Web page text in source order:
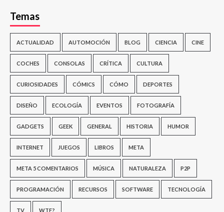
Temas
ACTUALIDAD AUTOMOCIÓN BLOG CIENCIA CINE
COCHES CONSOLAS CRÍTICA CULTURA
CURIOSIDADES CÓMICS CÓMO DEPORTES
DISEÑO ECOLOGÍA EVENTOS FOTOGRAFÍA
GADGETS GEEK GENERAL HISTORIA HUMOR
INTERNET JUEGOS LIBROS META
META 5 COMENTARIOS MÚSICA NATURALEZA P2P
PROGRAMACIÓN RECURSOS SOFTWARE TECNOLOGÍA
TV WTF?